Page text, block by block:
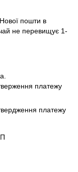
пошти в
не перевищує 1-
платежу
платежу